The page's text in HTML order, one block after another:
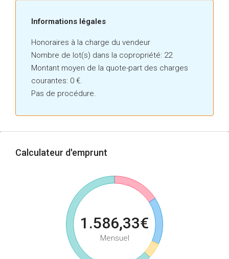
Informations légales
Honoraires à la charge du vendeur
Nombre de lot(s) dans la copropriété: 22
Montant moyen de la quote-part des charges
courantes: 0 €.
Pas de procédure.
Calculateur d'emprunt
1.586,33€
Mensuel